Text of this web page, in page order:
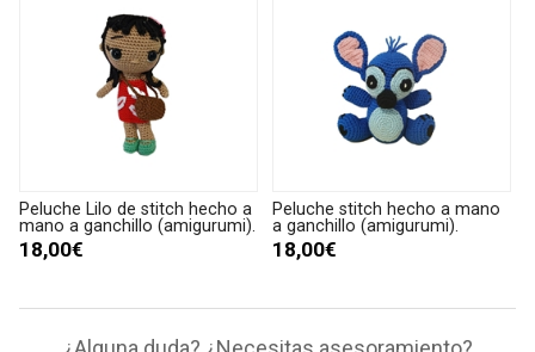
Peluche Lilo de stitch hecho a
mano a ganchillo (amigurumi).
18,00€
Peluche stitch hecho a mano
a ganchillo (amigurumi).
18,00€